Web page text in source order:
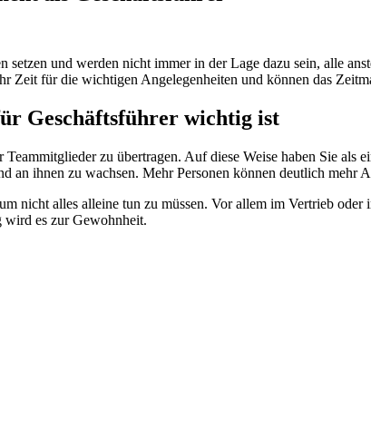
und werden nicht immer in der Lage dazu sein, alle
Zeit für die wichtigen Angelegenheiten und können das
Geschäftsführer wichtig ist
zu übertragen. Auf diese Weise haben Sie
ihnen zu wachsen. Mehr Personen können deutlich mehr
nicht alles alleine tun zu müssen. Vor allem im Vertrieb oder
wird es zur Gewohnheit.